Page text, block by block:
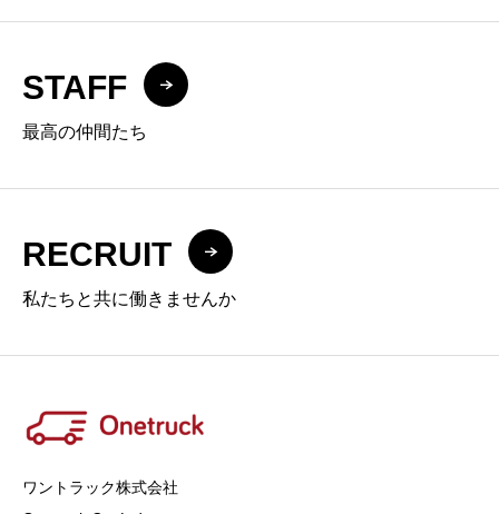
STAFF
最高の仲間たち
RECRUIT
私たちと共に働きませんか
ワントラック株式会社